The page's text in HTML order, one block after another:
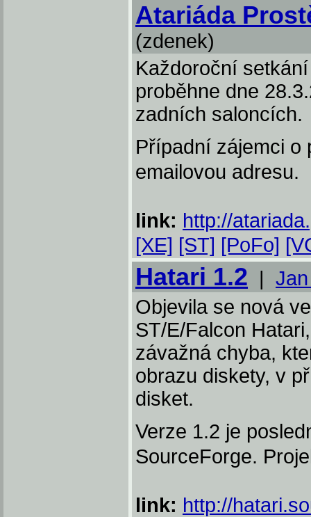
Atariáda
(zdenek)
Každoroční
proběhne dne
zadních saloncích.
Případní zájemci o
emailovou adresu.
link: http://
[XE] [ST] [PoFo]
Hatari 1.2 |
Objevila se nová
ST/E/Falcon
závažná chyba,
obrazu diskety, v
disket.
Verze 1.2 je
SourceForge.
link: http://